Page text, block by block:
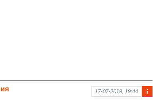
17-07-2019, 19:44